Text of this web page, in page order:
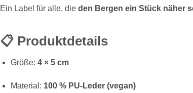
Ein Label für alle, die den Bergen ein Stück näher
📋 Produktdetails
Größe: 4 × 5 cm
Material: 100 % PU-Leder (vegan)